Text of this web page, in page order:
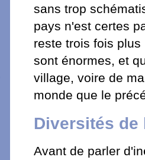
sans trop
pays n'est certes
reste trois fois
sont énormes, et
village, voire de
monde que le
Diversités
Avant de parler